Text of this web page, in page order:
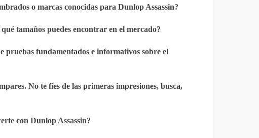
o marcas conocidas para Dunlop Assassin?
tamaños puedes encontrar en el mercado?
pruebas fundamentados e informativos sobre el
No te fíes de las primeras impresiones, busca,
con Dunlop Assassin?